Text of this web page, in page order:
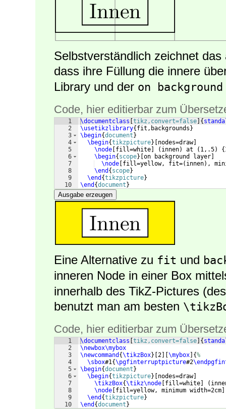
Selbstverständlich zeichnet
dass ihre Füllung die innere
Library und der on
Code, hier editierbar zum
1
2
3
4
5
6
7
8
9
10
\documentclass tikz,convert=false {
\usetikzlibrary{ fit,backgrounds }
\begin{document }
\begin{tikzpicture} nodes=draw]
\node fill=white ( innen) at ( 1,.5) {
\begin{ scope} on background layer
\node fill=yellow, fit=( innen) ,
\end { scope}
\end {tikzpicture}
\end {document }
Ausgabe erzeugen
Eine Alternative zu fit und
inneren Node in einer Box
innerhalb des TikZ-Pictures
benutzt man am besten
Code, hier editierbar zum
1
2
3
4
5
6
7
8
9
10
\documentclass tikz,convert=false {
\newbox\mybox
\newcommand {\tikzBox} 2 \mybox {%
\sbox#1{\pgfinterruptpicture#2
\begin{document }
\begin{tikzpicture} nodes=draw]
\tikzBox{\tikz\node fill=white (
\node fill=yellow, minimum width=2cm
\end {tikzpicture}
\end {document }